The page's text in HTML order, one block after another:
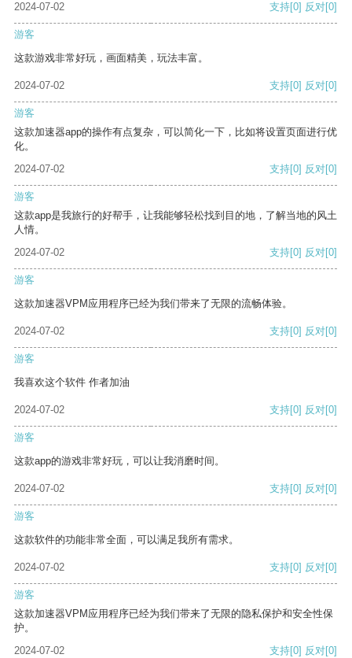
2024-07-02
支持[0] 反对[0]
游客
这款游戏非常好玩，画面精美，玩法丰富。
2024-07-02 支持[0] 反对[0]
游客
这款加速器app的操作有点复杂，可以简化一下，比如将设置页面进行优
化。
2024-07-02
支持[0] 反对[0]
游客
这款app是我旅行的好帮手，让我能够轻松找到目的地，了解当地的风土
人情。
2024-07-02
支持[0] 反对[0]
游客
这款加速器VPM应用程序已经为我们带来了无限的流畅体验。
2024-07-02 支持[0] 反对[0]
游客
我喜欢这个软件 作者加油
2024-07-02 支持[0] 反对[0]
游客
这款app的游戏非常好玩，可以让我消磨时间。
2024-07-02 支持[0] 反对[0]
游客
这款软件的功能非常全面，可以满足我所有需求。
2024-07-02 支持[0] 反对[0]
游客
这款加速器VPM应用程序已经为我们带来了无限的隐私保护和安全性保
护。
2024-07-02
支持[0] 反对[0]